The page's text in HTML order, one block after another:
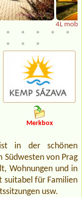
4L
Merkbox
ist in der schönen
Südwesten von Prag
Wohnungen und in
suitabel für Familien
usw.